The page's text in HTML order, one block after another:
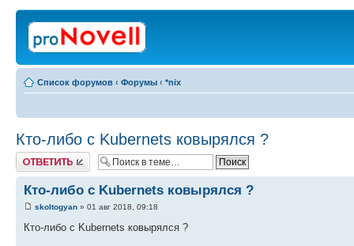
Список форумов ‹ Форумы ‹ *nix
Кто-либо с Kubernets ковырялся ?
Ответить
Кто-либо с Kubernets ковырялся ?
skoltogyan » 01 авг 2018, 09:18
Кто-либо с Kubernets ковырялся ?